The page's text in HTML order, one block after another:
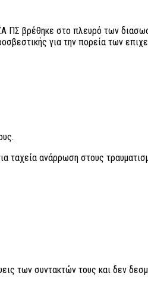
ΠΣ βρέθηκε στο πλευρό των
για την πορεία των
ταχεία ανάρρωση στους
των συντακτών τους και δεν